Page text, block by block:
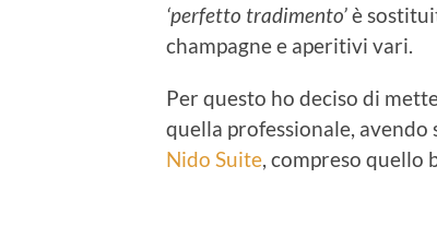
‘perfetto tradimento’è
champagne e aperitivi vari.
Per questo ho deciso di
quella professionale,
Nido Suite, compreso quello